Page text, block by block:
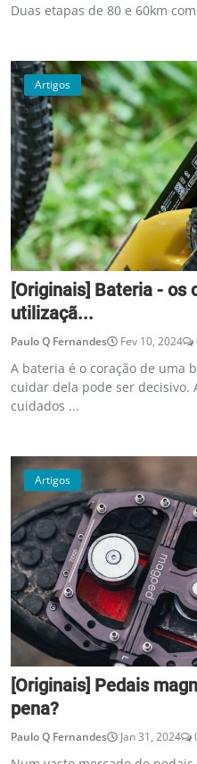
Duas etapas de 80 e 60km
Artigos
[Originais] Bateria - os
utilizaçã...
Paulo Q Fernandes Fev 10, 2024
A bateria é o coração de uma
cuidar dela pode ser decisivo.
cuidados ...
Artigos
[Originais] Pedais
pena?
Paulo Q Fernandes Jan 31, 2024